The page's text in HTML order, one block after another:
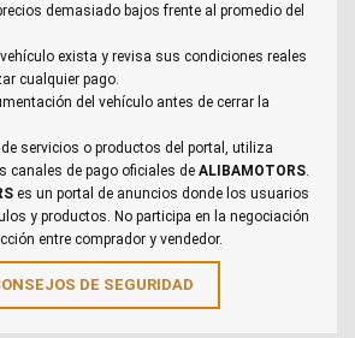
demasiado bajos frente al promedio del
exista y revisa sus condiciones reales
cualquier pago.
del vehículo antes de cerrar la
servicios o productos del portal, utiliza
canales de pago oficiales de ALIBAMOTORS.
es un portal de anuncios donde los usuarios
y productos. No participa en la negociación
entre comprador y vendedor.